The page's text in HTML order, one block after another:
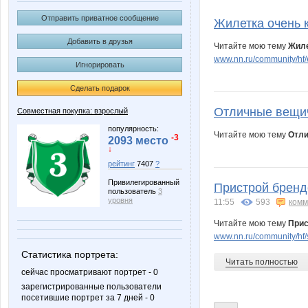
Отправить приватное сообщение
Добавить в друзья
Игнорировать
Сделать подарок
Совместная покупка: взрослый
популярность:
2093 место -3
↓
рейтинг 7407 ?
Привилегированный
пользователь 3
уровня
Статистика портрета:
сейчас просматривают портрет - 0
зарегистрированные пользователи
посетившие портрет за 7 дней - 0
Lenuik Lonza
Жилетка очень
Читайте мою тему
www.nn.ru/community/
Отличные
Читайте мою тему
Пристрой
11:55 593
Читайте мою тему
www.nn.ru/community/
Читать полностью